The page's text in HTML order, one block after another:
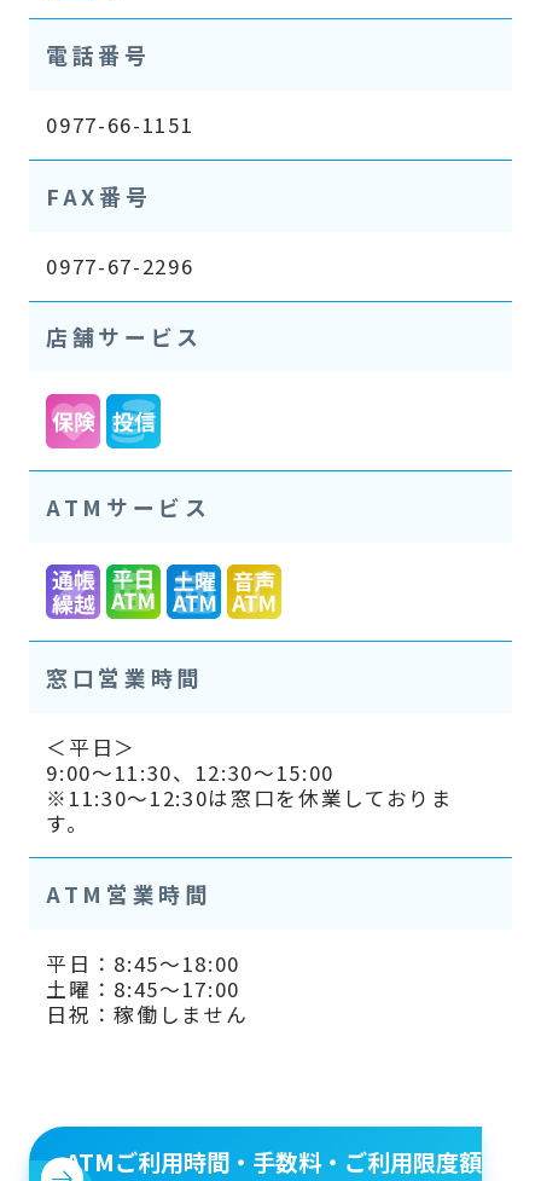
電話番号
0977-66-1151
FAX番号
0977-67-2296
店舗サービス
ATMサービス
窓口営業時間
＜平日＞
9:00～11:30、12:30～15:00
※11:30～12:30は窓口を休業しておりま
す。
ATM営業時間
平日：8:45～18:00
土曜：8:45～17:00
日祝：稼働しません
ATMご利用時間・手数料・ご利用限度額